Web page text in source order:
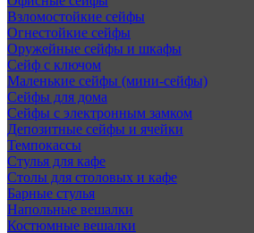
Взломостойкие сейфы
Огнестойкие сейфы
Оружейные сейфы и шкафы
Сейф с ключом
Маленькие сейфы (мини-сейфы)
Сейфы для дома
Сейфы с электронным замком
Депозитные сейфы и ячейки
Темпокассы
Стулья для кафе
Столы для столовых и кафе
Барные стулья
Напольные вешалки
Костюмные вешалки